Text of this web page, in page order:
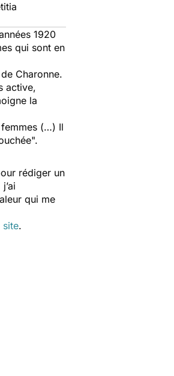
1920
qui sont en
Charonne.
active,
la
femmes (…) Il
rédiger un
qui me
site.